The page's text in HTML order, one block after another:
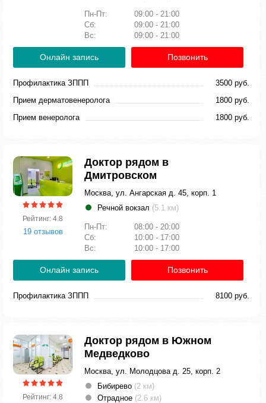
Пн-Пт:
09:00 - 21:00
Сб:
09:00 - 21:00
Вс:
09:00 - 21:00
Онлайн запись Позвонить
Профилактика ЗППП
3500 руб.
Прием дерматовенеролога
1800 руб.
Прием венеролога
1800 руб.
Рейтинг: 4.8
19 отзывов
Доктор рядом в
Дмитровском
Москва, ул. Ангарская д. 45, корп. 1
Речной вокзал (5.1 км)
Пн-Пт:
08:00 - 20:00
Сб:
10:00 - 17:00
Вс:
10:00 - 17:00
Онлайн запись Позвонить
Профилактика ЗППП 8100 руб.
Рейтинг: 4.8
Доктор рядом в Южном
Медведково
Москва, ул. Молодцова д. 25, корп. 2
Бибирево (2 км)
Отрадное (2.6 км)